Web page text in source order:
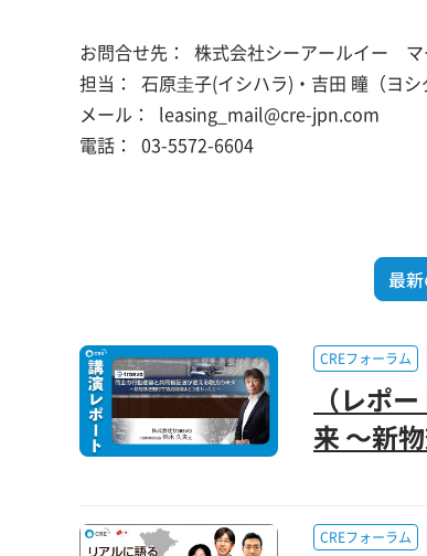
お問合せ先：
株式会社シーアールイー マ
担当：
石原圭子(イシハラ)・吉田 瞳（ヨシ
メール：
leasing_mail@cre-jpn.com
電話：
03-5572-6604
最
CREフォーラム
（レポ
来 ～新
CREフォーラム